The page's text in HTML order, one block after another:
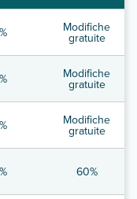
Modifiche
gratuite
Modifiche
gratuite
Modifiche
gratuite
60%